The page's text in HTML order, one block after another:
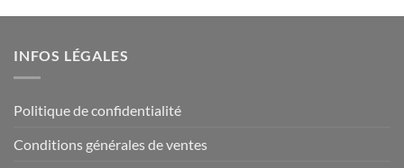
était : est :
INFOS LÉGALES
Politique de confidentialité
Conditions générales de ventes